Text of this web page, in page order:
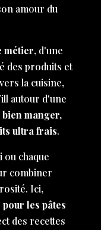
amour du
métier, d'une
des produits et
la cuisine,
autour d'une
bien manger,
ultra frais.
ou chaque
combiner
Ici,
les pâtes
des recettes